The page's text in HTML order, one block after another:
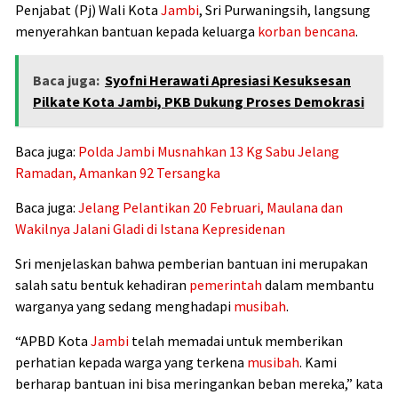
Penjabat (Pj) Wali Kota Jambi, Sri Purwaningsih, langsung
menyerahkan bantuan kepada keluarga korban bencana.
Baca juga: Syofni Herawati Apresiasi Kesuksesan
Pilkate Kota Jambi, PKB Dukung Proses Demokrasi
Baca juga: Polda Jambi Musnahkan 13 Kg Sabu Jelang
Ramadan, Amankan 92 Tersangka
Baca juga: Jelang Pelantikan 20 Februari, Maulana dan
Wakilnya Jalani Gladi di Istana Kepresidenan
Sri menjelaskan bahwa pemberian bantuan ini merupakan
salah satu bentuk kehadiran pemerintah dalam membantu
warganya yang sedang menghadapi musibah.
“APBD Kota Jambi telah memadai untuk memberikan
perhatian kepada warga yang terkena musibah. Kami
berharap bantuan ini bisa meringankan beban mereka,” kata